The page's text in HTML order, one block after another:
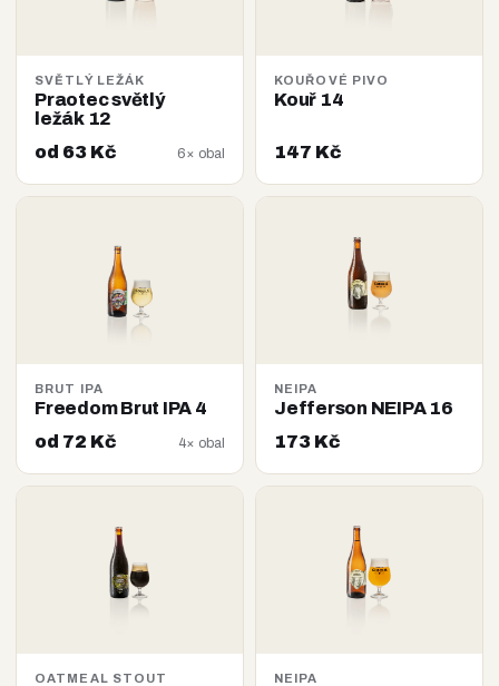
SVĚTLÝ LEŽÁK
Praotec světlý
ležák 12
od 63 Kč
6× obal
KOUŘOVÉ PIVO
Kouř 14
147 Kč
BRUT IPA
Freedom Brut IPA 4
od 72 Kč
4× obal
NEIPA
Jefferson NEIPA 16
173 Kč
OATMEAL STOUT NEIPA